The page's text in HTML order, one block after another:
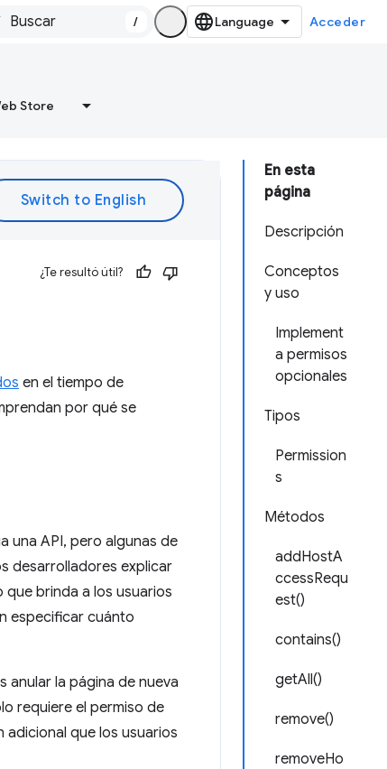
/ Acceder
Store
En esta
página
Descripción
Conceptos
y uso
Implement
a permisos
opcionales
Tipos
Permission
s
Métodos
addHostA
ccessRequ
est()
contains()
getAll()
remove()
removeHo
¿Te resultó útil?
en el tiempo de
por qué se
una API, pero algunas de
desarrolladores explicar
brinda a los usuarios
especificar cuánto
anular la página de nueva
requiere el permiso de
adicional que los usuarios